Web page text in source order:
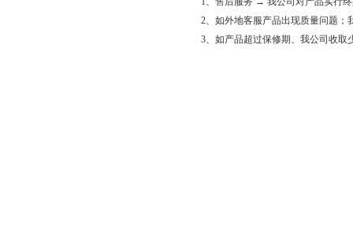
2、如外地客服产品出现质量问题；
3、如产品超过保修期、我公司收取